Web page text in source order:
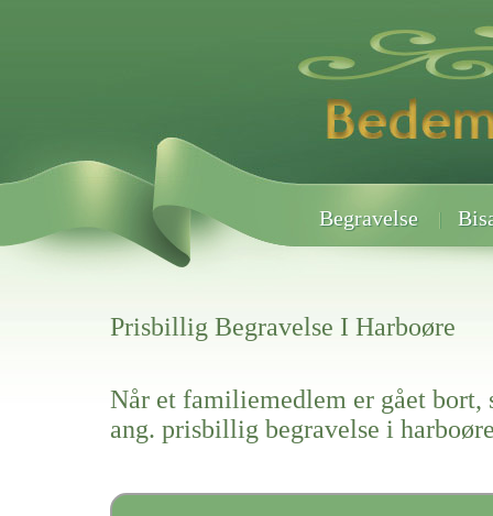
Begravelse
Prisbillig Begravelse I Harboøre
Når et familiemedlem er gået bort,
ang. prisbillig begravelse i